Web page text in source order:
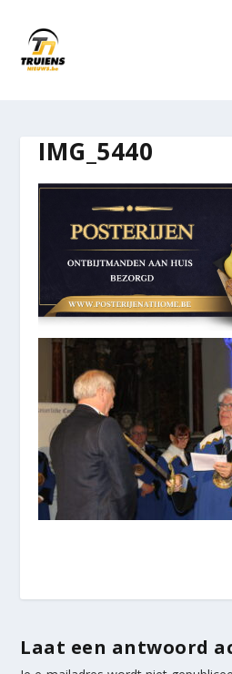
IMG_5440
Laat een antwoord